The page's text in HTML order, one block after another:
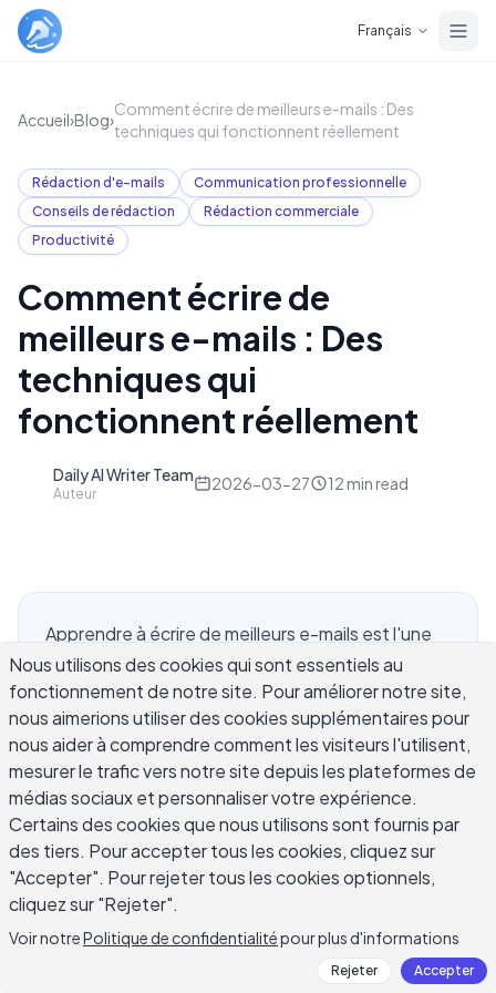
Français
Accueil›Blog›
Comment écrire de meilleurs e-mails : Des
techniques qui fonctionnent réellement
Rédaction d'e-mails
Communication professionnelle
Conseils de rédaction
Rédaction commerciale
Productivité
Comment écrire de
meilleurs e-mails : Des
techniques qui
fonctionnent réellement
Daily AI Writer Team
Auteur
2026-03-27 12 min read
Apprendre à écrire de meilleurs e-mails est l'une
des compétences de communication les plus
pratiques que vous puissiez développer. Le
professionnel moyen passe environ 28 % de sa
journée de travail sur les e-mails, selon McKinsey
— cela représente plus de deux heures par jour.
Pourtant, la plupart des gens n'ont jamais reçu de
formation officielle sur la rédaction d'e-mails. Ils
ont développé des habitudes par essais et
erreurs, en empruntant des modèles à leurs
collègues ou en copiant ce qui semblait
professionnel. Le résultat est des boîtes de
réception remplies de messages qui sont trop
Nous utilisons des cookies qui sont essentiels au
fonctionnement de notre site. Pour améliorer notre site,
nous aimerions utiliser des cookies supplémentaires pour
nous aider à comprendre comment les visiteurs l'utilisent,
mesurer le trafic vers notre site depuis les plateformes de
médias sociaux et personnaliser votre expérience.
Certains des cookies que nous utilisons sont fournis par
des tiers. Pour accepter tous les cookies, cliquez sur
"Accepter". Pour rejeter tous les cookies optionnels,
cliquez sur "Rejeter".
Voir notrePolitique de confidentialitépour plus d'informations
Rejeter Accepter